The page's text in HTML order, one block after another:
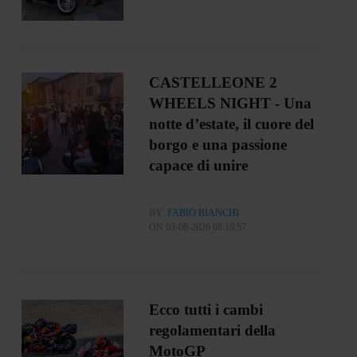
CASTELLEONE 2
WHEELS NIGHT - Una
notte d’estate, il cuore del
borgo e una passione
capace di unire
BY
FABIO BIANCHI
ON 03-08-2026 08:10:57
Ecco tutti i cambi
regolamentari della
MotoGP